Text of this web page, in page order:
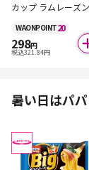
カップ ラムレーズ
WAONPOINT20
298円
税込321.84円
暑い日はパ